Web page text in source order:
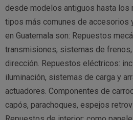
desde modelos antiguos hasta los
tipos más comunes de
en Guatemala son: Repuestos
transmisiones, sistemas de
dirección. Repuestos eléctricos:
iluminación, sistemas de carga y
actuadores. Componentes de
capós, parachoques, espejos